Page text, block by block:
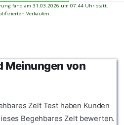
Einfach
damit mehr
oder Camping,
Tunnelzelt 6
fand am 31.03.2026 um 07:44 Uhr statt.
Verkäufen.
Meinungen von
Zelt Test haben Kunden
Begehbares Zelt bewerten.